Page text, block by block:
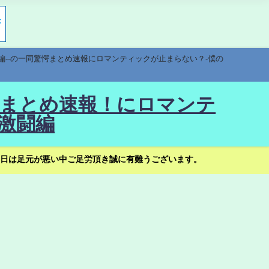
の一同驚愕まとめ速報にロマンティックが止まらない？-僕の
とめ速報！にロマンテ
闘編
足元が悪い中ご足労頂き誠に有難うございます。